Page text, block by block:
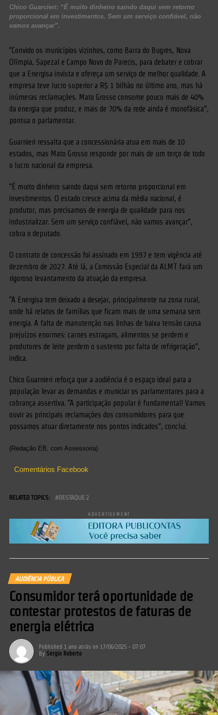
Chico Guarcieri: “É muito dinheiro saindo daqui sem retorno
proporcional em investimentos. Sem um serviço confiável, não
vamos avançar”.
“Convido os municípios vizinhos, como Barra do Bugres, Nova
Olímpia, Sapezal e Campo Novo do Parecis, para debater e cobrar
que a Energisa invista e ofereça um serviço de melhor qualidade. A
empresa teve lucro superior a R$ 1 bilhão no último ano, mas há
inúmeras reclamações. Mato Grosso consome pouco mais de 40%
da energia que produz, e mais de 70% da rede ainda é monofásica”,
pontua o parlamentar.
Guarnieri ressalta que a concessionária atua em mais de 10
estados, mas Mato Grosso responde por mais de um terço de todo
o lucro nacional da empresa.
“É muito dinheiro saindo daqui sem retorno proporcional em
investimentos. O estado cresce acima da média nacional, é
produtor, mas precisamos de energia de qualidade para nos
industrializar. Sem um serviço confiável, não vamos avançar”,
cobra o deputado.
O contrato de concessão foi assinado em 1997 e tem vigência até
dezembro de 2027. Até lá, a Comissão Especial da ALMT fará um
rigoroso levantamento da atuação da empresa.
“A Energisa tem deixado a desejar, principalmente na zona rural,
onde há relatos de famílias que ficam mais de uma semana sem
energia. A falta de manutenção nas linhas de baixa tensão causa
prejuízos enormes: carnes estragam, alimentos se perdem e
produtores de leite perdem o sustento por falta de refrigeração”,
indica.
Chico Guarnieri reforça que a audiência é o espaço ideal para a
população levar as demandas e municiar os parlamentares para a
cobrança assertiva. “A participação popular é fundamental! Vamos
ouvir as principais reclamações dos consumidores para que
possamos atuar diretamente nos pontos indicados”, conclui.
(Redação EB, com Assessoria)
Comentários Facebook
RELATED TOPICS: DESTAQUE 2
ADVERTISEMENT
AUDIÊNCIA PÚBLICA
Consumidor terá oportunidade de
contestar protestos de faturas de
energia elétrica
Published 1 ano atrás on 17/06/2025 - 07:07
By Sergio Roberto